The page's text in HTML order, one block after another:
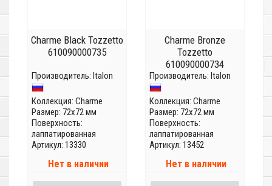
Charme Black Tozzetto
610090000735
Производитель: Italon
Коллекция: Charme
Размер: 72x72 мм
Поверхность:
лаппатированная
Артикул: 13330
Нет в наличии
Charme Bronze
Tozzetto
610090000734
Производитель: Italon
Коллекция: Charme
Размер: 72x72 мм
Поверхность:
лаппатированная
Артикул: 13452
Нет в наличии